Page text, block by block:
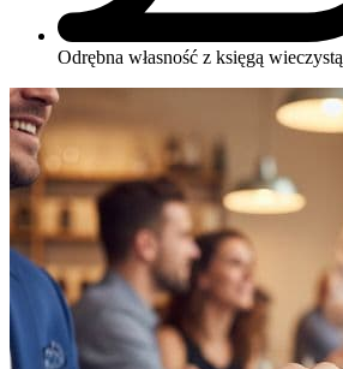
Odrębna własność z księgą wieczystą